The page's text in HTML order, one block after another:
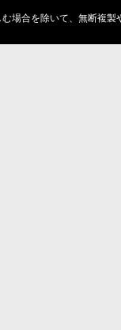
場合を除いて、無断複